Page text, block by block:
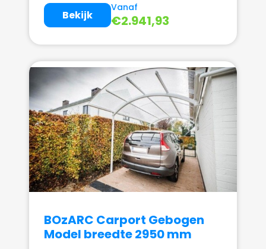
Vanaf
€2.941,93
Bekijk
BOzARC Carport Gebogen
Model breedte 2950 mm